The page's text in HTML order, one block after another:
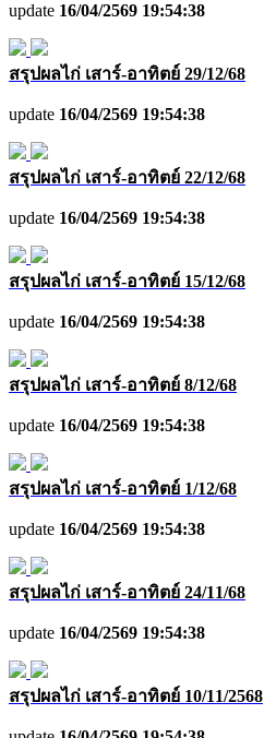
update 16/04/2569 19:54:38
สรุปผลไก่ เสาร์-อาทิตย์ 29/12/68
update 16/04/2569 19:54:38
สรุปผลไก่ เสาร์-อาทิตย์ 22/12/68
update 16/04/2569 19:54:38
สรุปผลไก่ เสาร์-อาทิตย์ 15/12/68
update 16/04/2569 19:54:38
สรุปผลไก่ เสาร์-อาทิตย์ 8/12/68
update 16/04/2569 19:54:38
สรุปผลไก่ เสาร์-อาทิตย์ 1/12/68
update 16/04/2569 19:54:38
สรุปผลไก่ เสาร์-อาทิตย์ 24/11/68
update 16/04/2569 19:54:38
สรุปผลไก่ เสาร์-อาทิตย์ 10/11/2568